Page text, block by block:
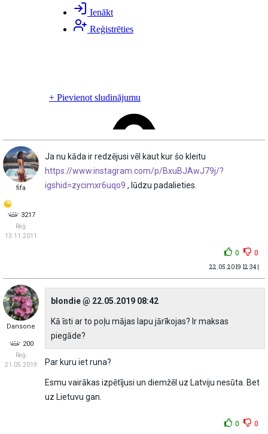
fifa
3217
Reģ:
13.11.2011
Ja nu kāda ir redzējusi vēl kaut kur šo kleitu
https://www.instagram.com/p/BxuBJAwJ79j/?
igshid=zycimxr6uqo9 , lūdzu padalieties.
0 0
22.05.2019 12:34 |
Dansone
200
Reģ:
21.05.2019
blondie @ 22.05.2019 08:42
Kā īsti ar to poļu mājas lapu jārīkojas? Ir maksas
piegāde?
Par kuru iet runa?
Esmu vairākas izpētījusi un diemžēl uz Latviju nesūta. Bet
uz Lietuvu gan.
0 0